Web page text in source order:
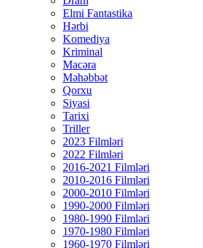
Elmi Fantastika
Hərbi
Komediya
Kriminal
Macəra
Məhəbbət
Qorxu
Siyasi
Tarixi
Triller
2023 Filmləri
2022 Filmləri
2016-2021 Filmləri
2010-2016 Filmləri
2000-2010 Filmləri
1990-2000 Filmləri
1980-1990 Filmləri
1970-1980 Filmləri
1960-1970 Filmləri